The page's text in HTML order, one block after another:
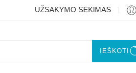
UŽSAKYMO SEKIMAS
IEŠKOTI